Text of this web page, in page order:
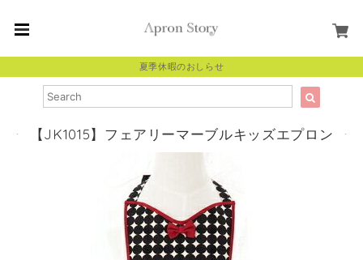
夏季休暇のおしらせ
【JK1015】フェアリーマーブルキッズエプロン